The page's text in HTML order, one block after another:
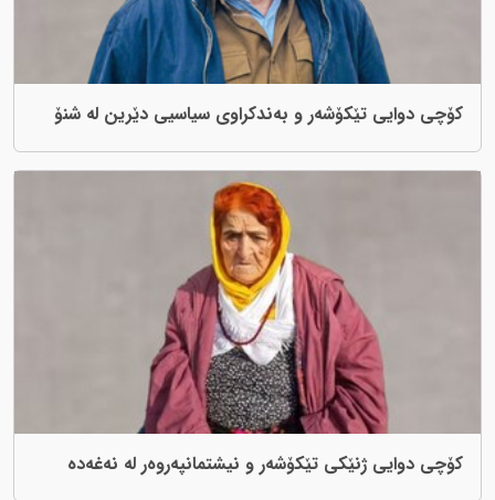
کۆچی دوایی تێکۆشەر و بەندکراوی سیاسیی دێرین لە شنۆ
کۆچی دوایی ژنێکی تێکۆشەر و نیشتمانپەروەر لە نەغەدە